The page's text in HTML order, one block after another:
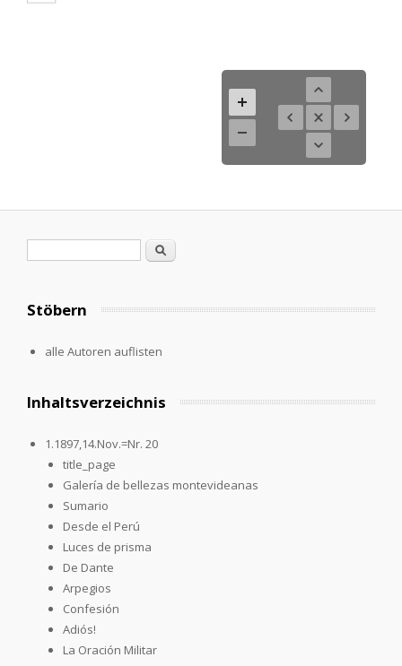
Suche
Stöbern
alle Autoren auflisten
Inhaltsverzeichnis
1.1897,14.Nov.=Nr. 20
title_page
Galería de bellezas montevideanas
Sumario
Desde el Perú
Luces de prisma
De Dante
Arpegios
Confesión
Adiós!
La Oración Militar